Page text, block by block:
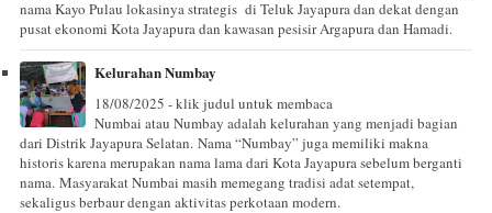
nama Kayo Pulau lokasinya strategis di Teluk Jayapura dan dekat dengan
pusat ekonomi Kota Jayapura dan kawasan pesisir Argapura dan Hamadi.
Kelurahan Numbay
18/08/2025 - klik judul untuk membaca
Numbai atau Numbay adalah kelurahan yang menjadi bagian
dari Distrik Jayapura Selatan. Nama “Numbay” juga memiliki makna
historis karena merupakan nama lama dari Kota Jayapura sebelum berganti
nama. Masyarakat Numbai masih memegang tradisi adat setempat,
sekaligus berbaur dengan aktivitas perkotaan modern.